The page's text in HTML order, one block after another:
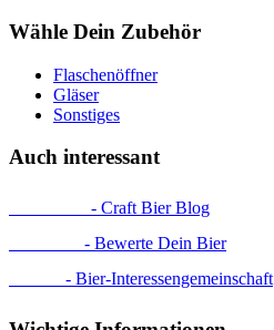
Wähle Dein Zubehör
Flaschenöffner
Gläser
Sonstiges
Auch interessant
- Craft Bier Blog
- Bewerte Dein Bier
- Bier-Interessengemeinschaft